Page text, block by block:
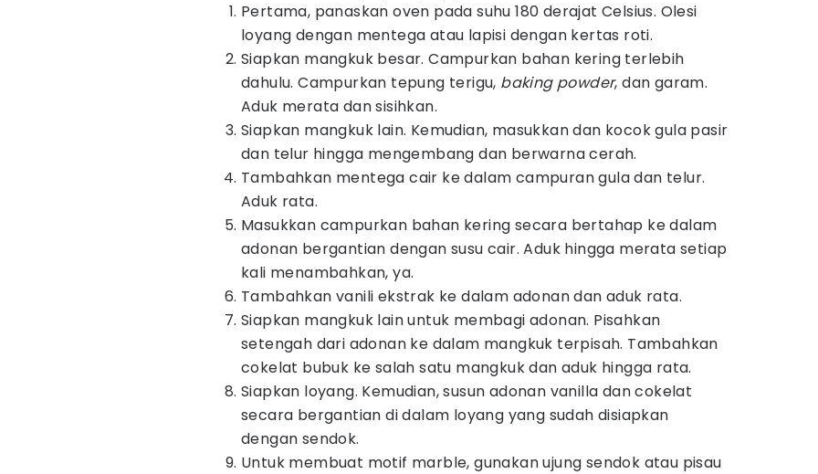
Pertama, panaskan oven pada suhu 180 derajat Celsius. Olesi
loyang dengan mentega atau lapisi dengan kertas roti.
Siapkan mangkuk besar. Campurkan bahan kering terlebih
dahulu. Campurkan tepung terigu, baking powder, dan garam.
Aduk merata dan sisihkan.
Siapkan mangkuk lain. Kemudian, masukkan dan kocok gula pasir
dan telur hingga mengembang dan berwarna cerah.
Tambahkan mentega cair ke dalam campuran gula dan telur.
Aduk rata.
Masukkan campurkan bahan kering secara bertahap ke dalam
adonan bergantian dengan susu cair. Aduk hingga merata setiap
kali menambahkan, ya.
Tambahkan vanili ekstrak ke dalam adonan dan aduk rata.
Siapkan mangkuk lain untuk membagi adonan. Pisahkan
setengah dari adonan ke dalam mangkuk terpisah. Tambahkan
cokelat bubuk ke salah satu mangkuk dan aduk hingga rata.
Siapkan loyang. Kemudian, susun adonan vanilla dan cokelat
secara bergantian di dalam loyang yang sudah disiapkan
dengan sendok.
Untuk membuat motif marble, gunakan ujung sendok atau pisau